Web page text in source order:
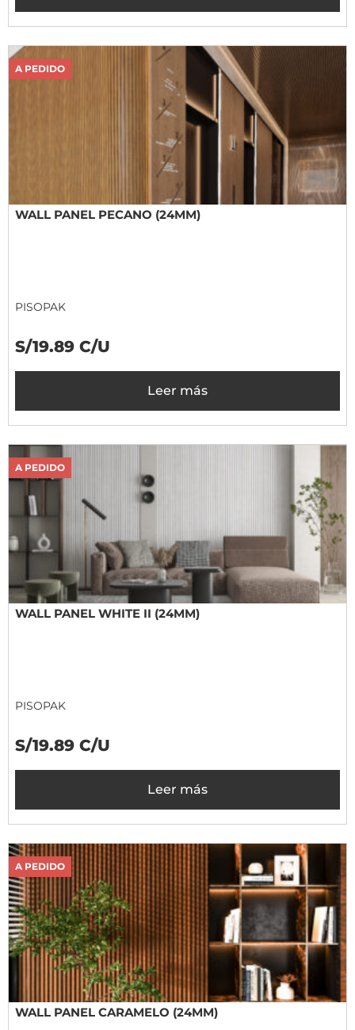
A PEDIDO
WALL PANEL PECANO (24MM)
PISOPAK
S/19.89 C/U
Leer más
A PEDIDO
WALL PANEL WHITE II (24MM)
PISOPAK
S/19.89 C/U
Leer más
A PEDIDO
WALL PANEL CARAMELO (24MM)